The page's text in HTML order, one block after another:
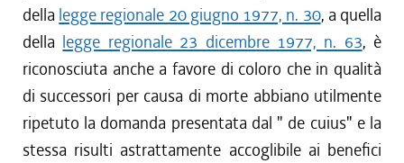
della legge regionale 20 giugno 1977, n. 30, a quella
della legge regionale 23 dicembre 1977, n. 63, è
riconosciuta anche a favore di coloro che in qualità
di successori per causa di morte abbiano utilmente
ripetuto la domanda presentata dal " de cuius" e la
stessa risulti astrattamente accoglibile ai benefici